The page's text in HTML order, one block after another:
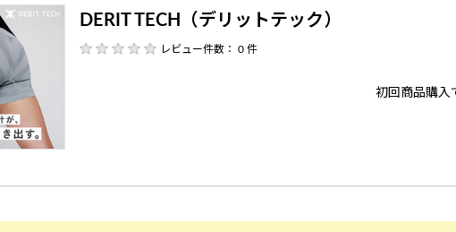
DERIT TECH（デリットテック）
レビュー件数： 0 件
初回商品購入